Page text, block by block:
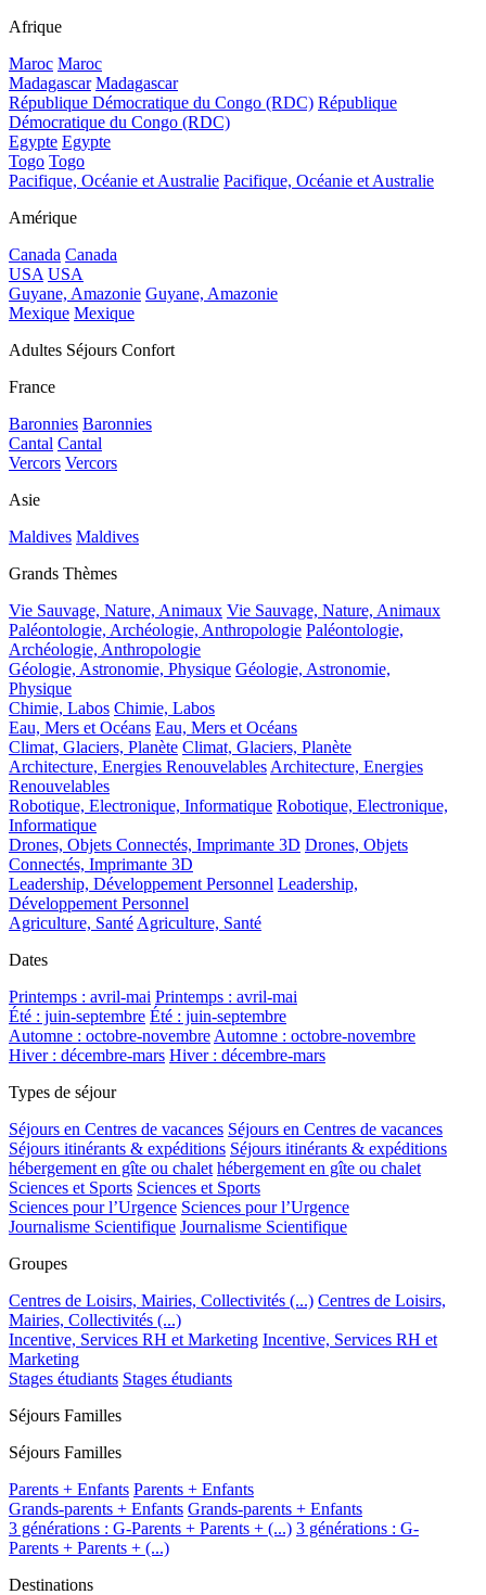
Afrique
Maroc Maroc
Madagascar Madagascar
République Démocratique du Congo (RDC) République
Démocratique du Congo (RDC)
Egypte Egypte
Togo Togo
Pacifique, Océanie et Australie Pacifique, Océanie et Australie
Amérique
Canada Canada
USA USA
Guyane, Amazonie Guyane, Amazonie
Mexique Mexique
Adultes Séjours Confort
France
Baronnies Baronnies
Cantal Cantal
Vercors Vercors
Asie
Maldives Maldives
Grands Thèmes
Vie Sauvage, Nature, Animaux Vie Sauvage, Nature, Animaux
Paléontologie, Archéologie, Anthropologie Paléontologie,
Archéologie, Anthropologie
Géologie, Astronomie, Physique Géologie, Astronomie,
Physique
Chimie, Labos Chimie, Labos
Eau, Mers et Océans Eau, Mers et Océans
Climat, Glaciers, Planète Climat, Glaciers, Planète
Architecture, Energies Renouvelables Architecture, Energies
Renouvelables
Robotique, Electronique, Informatique Robotique, Electronique,
Informatique
Drones, Objets Connectés, Imprimante 3D Drones, Objets
Connectés, Imprimante 3D
Leadership, Développement Personnel Leadership,
Développement Personnel
Agriculture, Santé Agriculture, Santé
Dates
Printemps : avril-mai Printemps : avril-mai
Été : juin-septembre Été : juin-septembre
Automne : octobre-novembre Automne : octobre-novembre
Hiver : décembre-mars Hiver : décembre-mars
Types de séjour
Séjours en Centres de vacances Séjours en Centres de vacances
Séjours itinérants & expéditions Séjours itinérants & expéditions
hébergement en gîte ou chalet hébergement en gîte ou chalet
Sciences et Sports Sciences et Sports
Sciences pour l’Urgence Sciences pour l’Urgence
Journalisme Scientifique Journalisme Scientifique
Groupes
Centres de Loisirs, Mairies, Collectivités (...) Centres de Loisirs,
Mairies, Collectivités (...)
Incentive, Services RH et Marketing Incentive, Services RH et
Marketing
Stages étudiants Stages étudiants
Séjours Familles
Séjours Familles
Parents + Enfants Parents + Enfants
Grands-parents + Enfants Grands-parents + Enfants
3 générations : G-Parents + Parents + (...) 3 générations : G-
Parents + Parents + (...)
Destinations